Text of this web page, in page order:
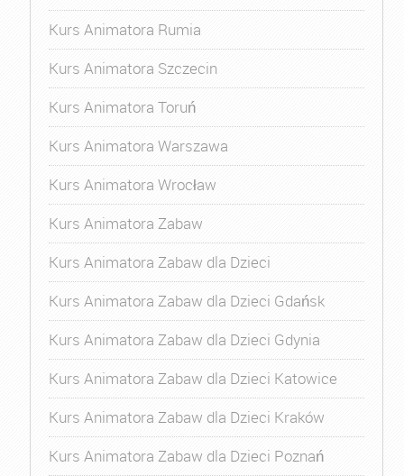
Kurs Animatora Rumia
Kurs Animatora Szczecin
Kurs Animatora Toruń
Kurs Animatora Warszawa
Kurs Animatora Wrocław
Kurs Animatora Zabaw
Kurs Animatora Zabaw dla Dzieci
Kurs Animatora Zabaw dla Dzieci Gdańsk
Kurs Animatora Zabaw dla Dzieci Gdynia
Kurs Animatora Zabaw dla Dzieci Katowice
Kurs Animatora Zabaw dla Dzieci Kraków
Kurs Animatora Zabaw dla Dzieci Poznań